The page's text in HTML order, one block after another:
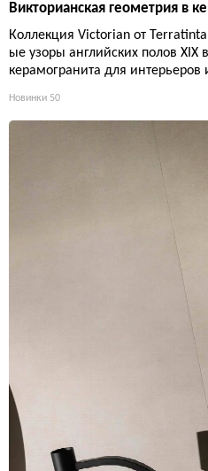
Викторианская геометрия в
Коллекция Victorian от
ые узоры английских полов XIX
керамогранита для интерьеров
Новинки 50